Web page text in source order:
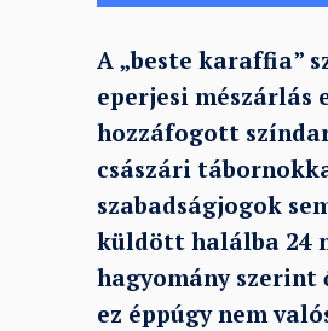
A „beste karaffia”
eperjesi mészárlás
hozzáfogott
császári
szabadságjogok
küldött halálba 24
hagyomány
ez éppúgy nem